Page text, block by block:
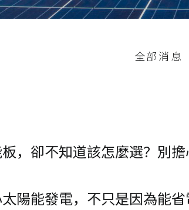
全部消息
，卻不知道該怎麼選？別擔
陽能發電，不只是因為能